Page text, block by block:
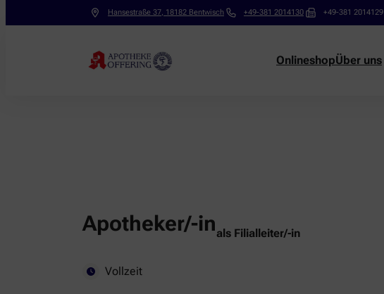
Hansestraße 37, 18182 Bentwisch +49-381 2014130 +49-381 2014129
OnlineshopÜber uns
Apotheker/-inals Filialleiter/-in
Vollzeit